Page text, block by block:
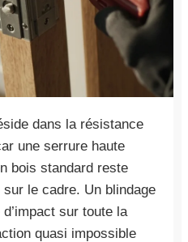
dans la résistance
une serrure haute
bois standard reste
le cadre. Un blindage
sur toute la
quasi impossible